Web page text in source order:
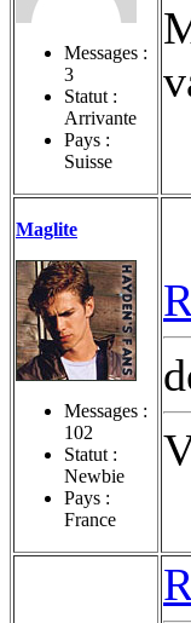
Messages :
3
Statut :
Arrivante
Pays :
Suisse
Maglite
Messages :
102
Statut :
Newbie
Pays :
France